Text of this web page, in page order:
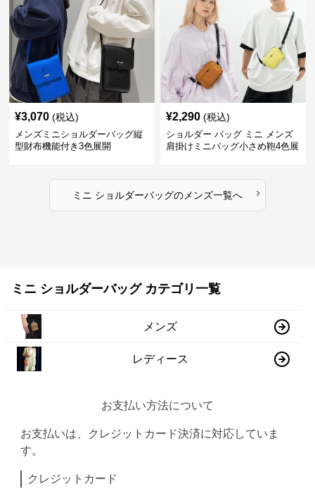
¥3,070 (税込)
メンズミニショルダーバッグ縦
型財布機能付き3色展開
¥2,290 (税込)
ショルダー バッグ ミニ メンズ
肩掛けミニバッグ小さめ鞄4色展
ミニ ショルダーバッグのメンズ一覧へ ›
ミニ ショルダーバッグ カテゴリ一覧
メンズ
レディース
お支払い方法について
お支払いは、クレジットカード決済に対応していま
す。
クレジットカード